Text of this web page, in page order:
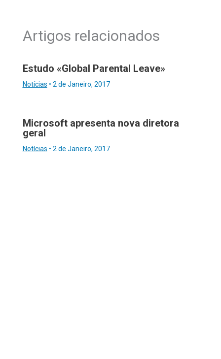
Artigos relacionados
Estudo «Global Parental Leave»
Notícias • 2 de Janeiro, 2017
Microsoft apresenta nova diretora
geral
Notícias • 2 de Janeiro, 2017